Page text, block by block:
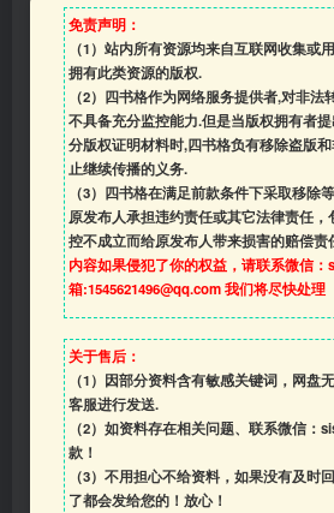
免责声明：
（1）站内所有资源均来自互联网收集或
拥有此类资源的版权.
（2）四书格作为网络服务提供者,对非法
不具备充分监控能力.但是当版权拥有者
分版权证明材料时,四书格负有移除盗版
止继续传播的义务.
（3）四书格在满足前款条件下采取移除
原发布人承担违约责任或其它法律责任
控不成立而给原发布人带来损害的赔偿责
内容如果侵犯了你的权益，请联系微信：
箱:1545621496@qq.com 我们将尽快处理
关于售后：
（1）因部分资料含有敏感关键词，网盘
客服进行发送.
（2）如资料存在相关问题、联系微信：
款！
（3） 不用担心不给资料，如果没有及时
了都会发给您的！放心！